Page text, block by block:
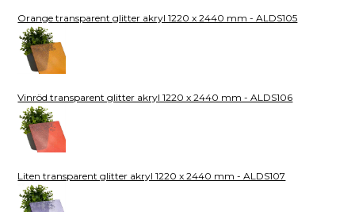
Orange transparent glitter akryl 1220 x 2440 mm - ALDS105
Vinröd transparent glitter akryl 1220 x 2440 mm - ALDS106
Liten transparent glitter akryl 1220 x 2440 mm - ALDS107